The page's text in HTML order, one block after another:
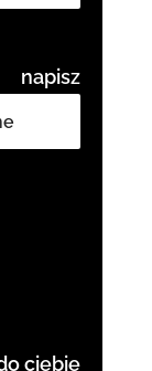
napisz
ciebie